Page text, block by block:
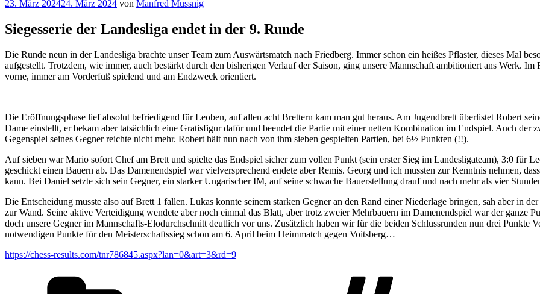
Veröffentlicht
23. März 202424. März 2024 von Manfred Mussnig
Siegesserie der Landesliga endet in der 9. Runde
Die Runde neun in der Landesliga brachte unser Team zum Auswärtsmatch nach Friedberg. Immer schon ein heißes Pflaster, dieses Mal
aufgestellt. Trotzdem, wie immer, auch bestärkt durch den bisherigen Verlauf der Saison, ging unsere Mannschaft ambitioniert ans Werk.
vorne, immer am Vorderfuß spielend und am Endzweck orientiert.
Die Eröffnungsphase lief absolut befriedigend für Leoben, auf allen acht Brettern kam man gut heraus. Am Jugendbrett überlistet Robert
Dame einstellt, er bekam aber tatsächlich eine Gratisfigur dafür und beendet die Partie mit einer netten Kombination im Endspiel. Auch
Gegenspiel seines Gegner reichte nicht mehr. Robert hält nun nach von ihm sieben gespielten Partien, bei 6½ Punkten (!!).
Auf sieben war Mario sofort Chef am Brett und spielte das Endspiel sicher zum vollen Punkt (sein erster Sieg im Landesligateam), 3:0 für
geschickt einen Bauern ab. Das Damenendspiel war vielversprechend endete aber Remis. Georg und ich mussten zur Kenntnis nehmen,
kann. Bei Daniel setzte sich sein Gegner, ein starker Ungarischer IM, auf seine schwache Bauerstellung drauf und nach mehr als vier
Die Entscheidung musste also auf Brett 1 fallen. Lukas konnte seinem starken Gegner an den Rand einer Niederlage bringen, sah aber in
zur Wand. Seine aktive Verteidigung wendete aber noch einmal das Blatt, aber trotz zweier Mehrbauern im Damenendspiel war der ganze
doch unsere Gegner im Mannschafts-Elodurchschnitt deutlich vor uns. Zusätzlich haben wir für die beiden Schlussrunden nun drei Punkte
notwendigen Punkte für den Meisterschaftssieg schon am 6. April beim Heimmatch gegen Voitsberg…
https://chess-results.com/tnr786845.aspx?lan=0&art=3&rd=9